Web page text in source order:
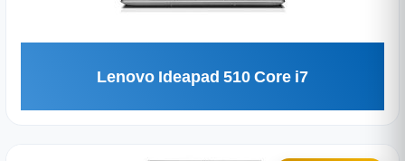
Lenovo Ideapad 510 Core i7